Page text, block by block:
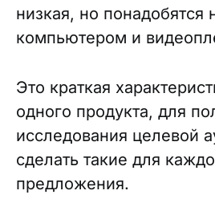
низкая, но понадобятся
компьютером и
Это краткая
одного продукта, для
исследования целевой
сделать такие для
предложения.